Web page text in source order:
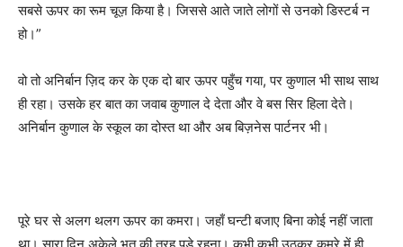
सबसे ऊपर का रूम चूज़ किया है। जिससे आते जाते लोगों से उनको डिस्टर्ब न
हो।”
वो तो अनिर्बान ज़िद कर के एक दो बार ऊपर पहुँच गया, पर कुणाल भी साथ साथ
ही रहा। उसके हर बात का जवाब कुणाल दे देता और वे बस सिर हिला देते।
अनिर्बान कुणाल के स्कूल का दोस्त था और अब बिज़नेस पार्टनर भी।
पूरे घर से अलग थलग ऊपर का कमरा। जहाँ घन्टी बजाए बिना कोई नहीं जाता